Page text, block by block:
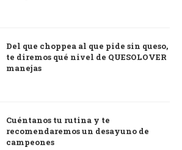
Del que choppea al que pide sin queso,
te diremos qué nivel de QUESOLOVER
manejas
Cuéntanos tu rutina y te
recomendaremos un desayuno de
campeones